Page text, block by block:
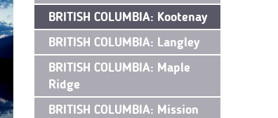
BRITISH COLUMBIA: Kootenay
BRITISH COLUMBIA: Langley
BRITISH COLUMBIA: Maple
Ridge
BRITISH COLUMBIA: Mission